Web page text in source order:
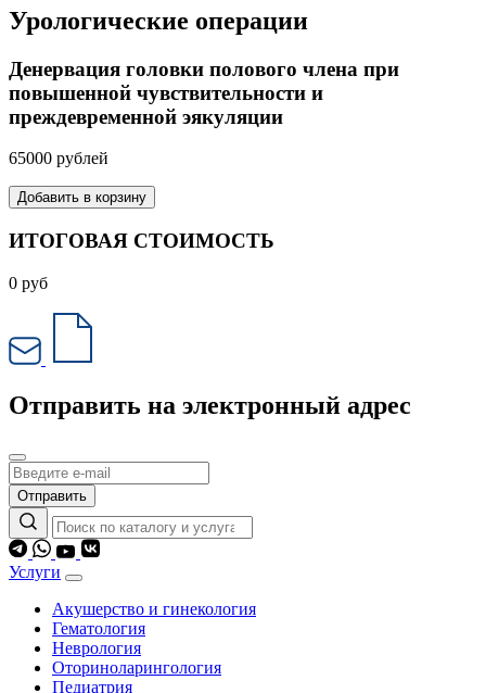
Урологические операции
Денервация головки полового члена при
повышенной чувствительности и
преждевременной эякуляции
65000 рублей
Добавить в корзину
ИТОГОВАЯ СТОИМОСТЬ
0 руб
Отправить на электронный адрес
Отправить
Услуги
Акушерство и гинекология
Гематология
Неврология
Оториноларингология
Педиатрия